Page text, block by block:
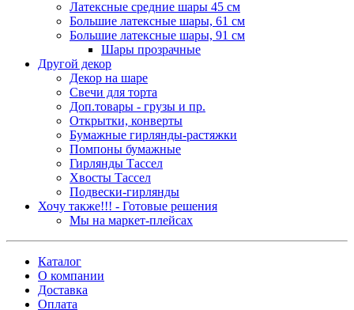
Латексные средние шары 45 см
Большие латексные шары, 61 см
Большие латексные шары, 91 см
Шары прозрачные
Другой декор
Декор на шаре
Свечи для торта
Доп.товары - грузы и пр.
Открытки, конверты
Бумажные гирлянды-растяжки
Помпоны бумажные
Гирлянды Тассел
Хвосты Тассел
Подвески-гирлянды
Хочу также!!! - Готовые решения
Мы на маркет-плейсах
Каталог
О компании
Доставка
Оплата